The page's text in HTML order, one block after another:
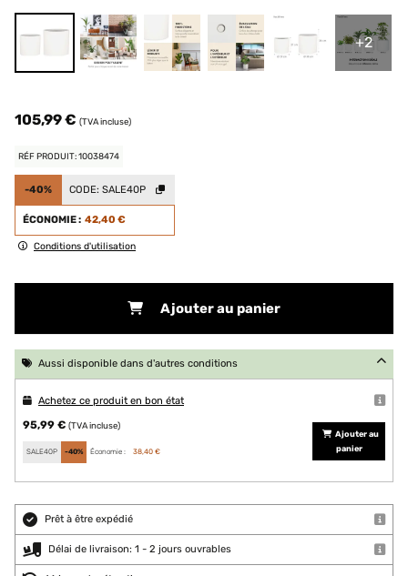
+2
105,99 € (TVA incluse)
RÉF PRODUIT: 10038474
-40% CODE: SALE40P
ÉCONOMIE : 42,40 €
Conditions d'utilisation
Ajouter au panier
Aussi disponible dans d'autres conditions
Achetez ce produit en bon état
95,99 € (TVA incluse)
SALE40P -40% Économie : 38,40 €
Ajouter au
panier
Prêt à être expédié
Délai de livraison: 1 - 2 jours ouvrables